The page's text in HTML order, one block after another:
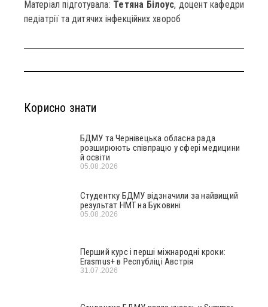
Матеріал підготувала: Тетяна Білоус, доцент кафедри
педіатрії та дитячих інфекційних хвороб
Корисно знати
БДМУ та Чернівецька обласна рада
розширюють співпрацю у сфері медицини
й освіти
05.08.2026
Студентку БДМУ відзначили за найвищий
результат НМТ на Буковині
05.08.2026
Перший курс і перші міжнародні кроки:
Erasmus+ в Республіці Австрія
31.07.2026